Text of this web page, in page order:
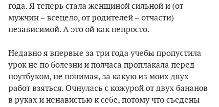
года. Я теперь стала женщиной сильной и (от
мужчин – всецело, от родителей – отчасти)
независимой. А это ой как непросто.
Недавно я впервые за три года учебы пропустила
урок не по болезни и полчаса проплакала перед
ноутбуком, не понимая, за какую из моих двух
работ взяться. Очнулась с кожурой от двух бананов
в руках и ненавистью к себе, потому что съедены